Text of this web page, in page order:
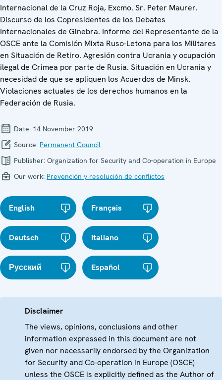
Internacional de la Cruz Roja, Excmo. Sr. Peter Maurer.
Discurso de los Copresidentes de los Debates
Internacionales de Ginebra. Informe del Representante de la
OSCE ante la Comisión Mixta Ruso-Letona para los Militares
en Situación de Retiro. Agresión contra Ucrania y ocupación
ilegal de Crimea por parte de Rusia. Situación en Ucrania y
necesidad de que se apliquen los Acuerdos de Minsk.
Violaciones actuales de los derechos humanos en la
Federación de Rusia.
Date: 14 November 2019
Source: Permanent Council
Publisher: Organization for Security and Co-operation in Europe
Our work: Prevención y resolución de conflictos
English Français
Deutsch Italiano
Русский Español
Disclaimer
The views, opinions, conclusions and other
information expressed in this document are not
given nor necessarily endorsed by the Organization
for Security and Co-operation in Europe (OSCE)
unless the OSCE is explicitly defined as the Author of